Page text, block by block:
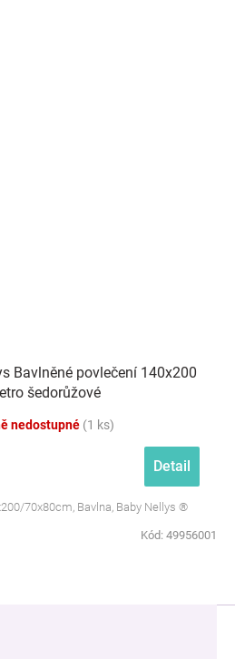
Bavlněné povlečení 140x200
šedorůžové
nedostupné (1 ks)
Detail
70x80cm, Bavlna, Baby Nellys ®
Kód: 49956001